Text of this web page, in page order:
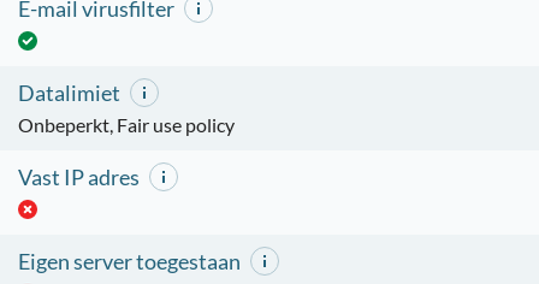
E-mail virusfilter
Datalimiet
Onbeperkt, Fair use policy
Vast IP adres
Eigen server toegestaan